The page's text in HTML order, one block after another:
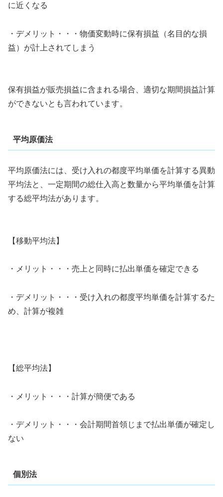
に近くなる
・デメリット・・・物価変動時に保有損益（名目的な損
益）が計上されてしまう
保有損益が販売損益に含まれる場合、適切な期間損益計算
ができないとも言われています。
平均原価法
平均原価法には、受け入れの都度平均単価を計算する異動
平均法と、一定期間の総仕入高と数量から平均単価を計算
する総平均法があります。
【移動平均法】
・メリット・・・売上と同時に払出単価を確定できる
・デメリット・・・受け入れの都度平均単価を計算するた
め、計算が複雑
【総平均法】
・メリット・・・計算が簡便である
・デメリット・・・会計期間首領じまで払出単価が確定し
ない
個別法